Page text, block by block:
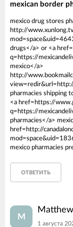
mexican border
mexico drug stores
http://
drugs</a> or <a
q=https://
mexico</a>
http://
pharmacies shipping
<a href=https://
q=https://
pharmacies</a>
href=http://
mexico pharmacies
ОТВЕТИТЬ
M
1 августа